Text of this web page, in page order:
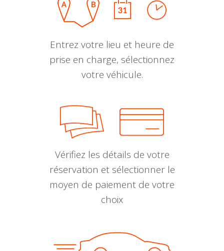
Entrez votre lieu et heure de
prise en charge, sélectionnez
votre véhicule.
Vérifiez les détails de votre
réservation et sélectionner le
moyen de paiement de votre
choix